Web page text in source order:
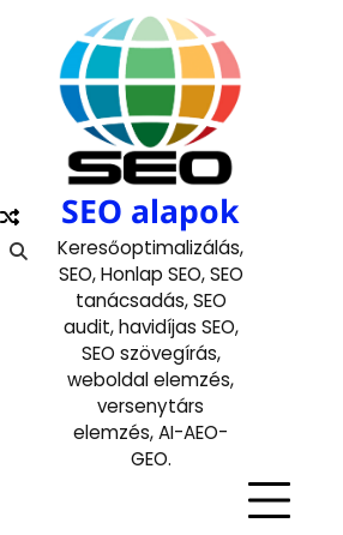
content
SEO alapok
Keresőoptimalizálás,
SEO, Honlap SEO, SEO
tanácsadás, SEO
audit, havidíjas SEO,
SEO szövegírás,
weboldal elemzés,
versenytárs
elemzés, AI-AEO-
GEO.